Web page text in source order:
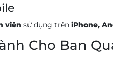
viên sử dụng trêniPhone,
Cho Ban